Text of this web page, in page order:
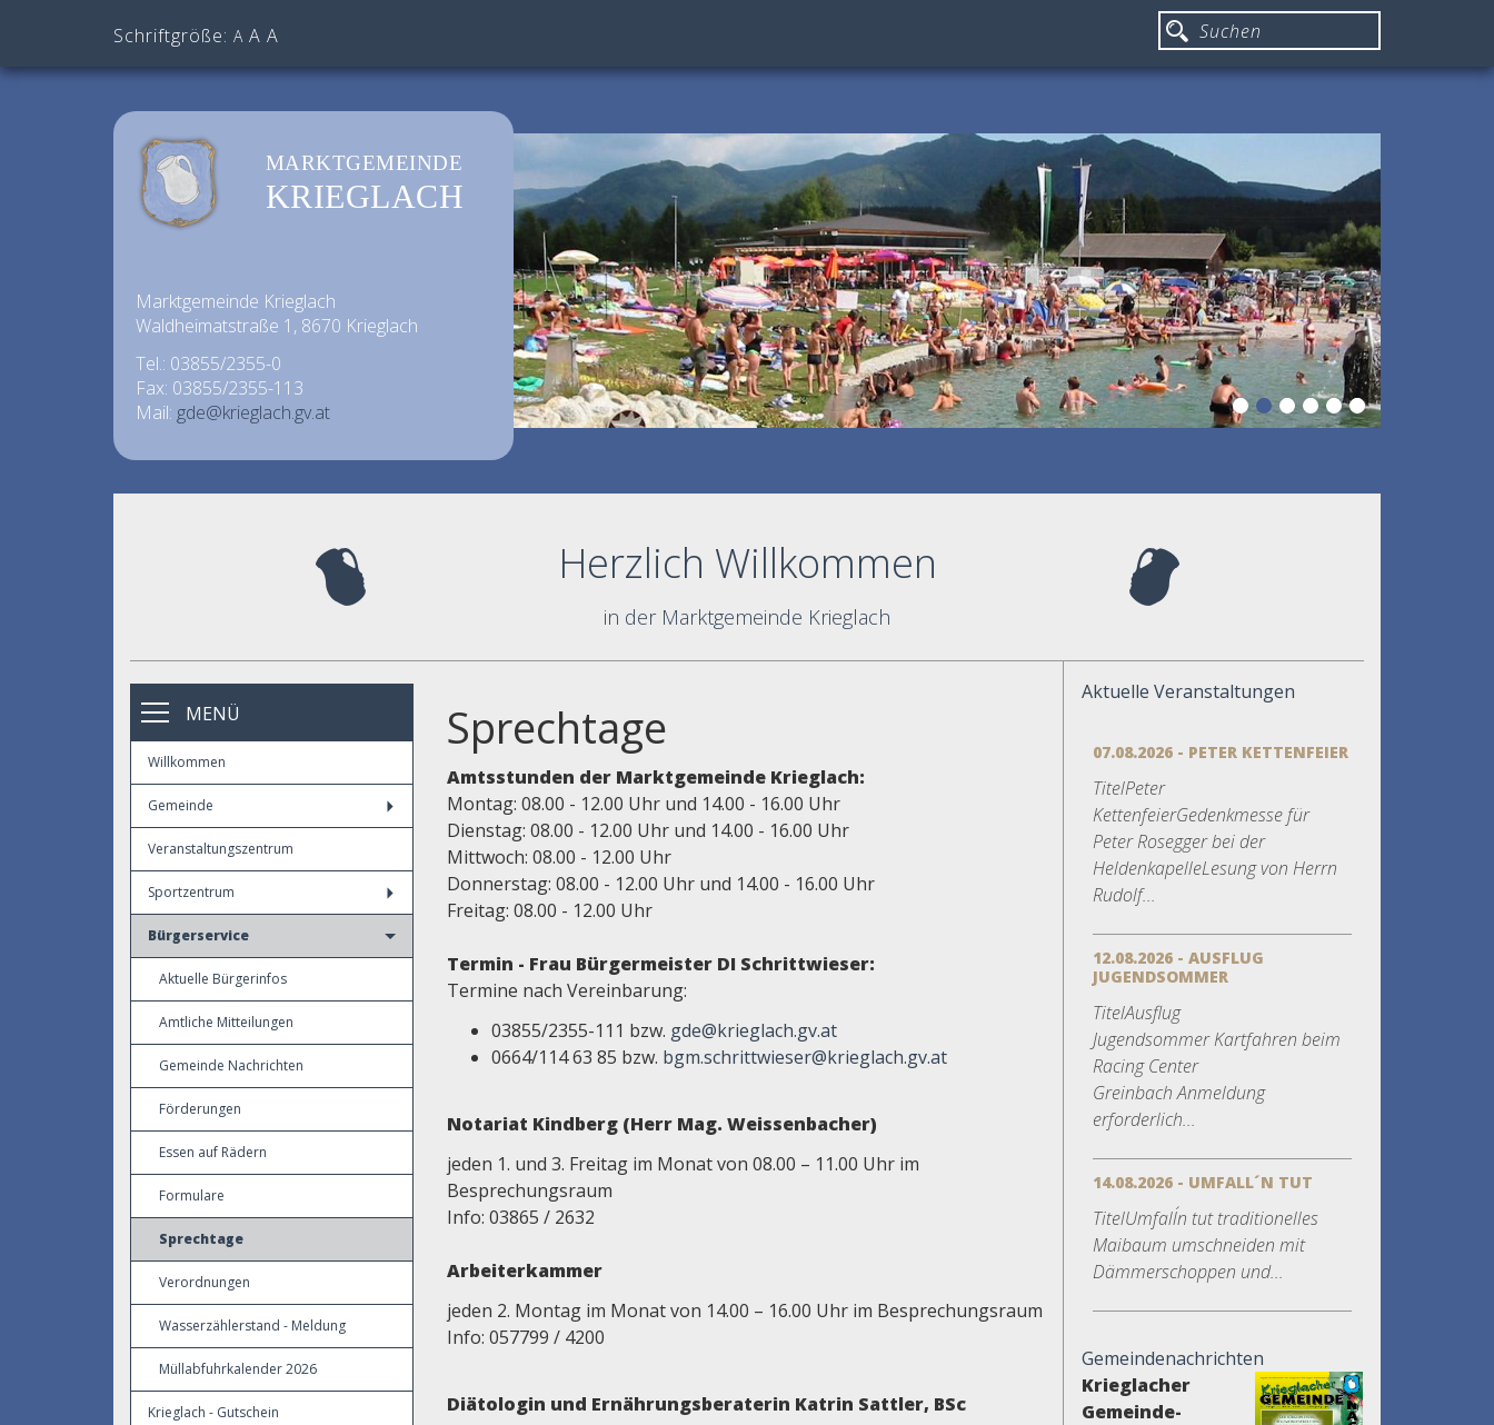
Schriftgröße: A A A
MARKTGEMEINDE
KRIEGLACH
Marktgemeinde Krieglach
Waldheimatstraße 1, 8670 Krieglach
Tel.: 03855/2355-0
Fax: 03855/2355-113
Mail: gde@krieglach.gv.at
Herzlich Willkommen
in der Marktgemeinde Krieglach
MENÜ
Willkommen
Gemeinde
Veranstaltungszentrum
Sportzentrum
Bürgerservice
Aktuelle Bürgerinfos
Amtliche Mitteilungen
Gemeinde Nachrichten
Förderungen
Essen auf Rädern
Formulare
Sprechtage
Verordnungen
Wasserzählerstand - Meldung
Müllabfuhrkalender 2026
Krieglach - Gutschein
Sprechtage
Amtsstunden der Marktgemeinde Krieglach:
Montag: 08.00 - 12.00 Uhr und 14.00 - 16.00 Uhr
Dienstag: 08.00 - 12.00 Uhr und 14.00 - 16.00 Uhr
Mittwoch: 08.00 - 12.00 Uhr
Donnerstag: 08.00 - 12.00 Uhr und 14.00 - 16.00 Uhr
Freitag: 08.00 - 12.00 Uhr
Termin - Frau Bürgermeister DI Schrittwieser:
Termine nach Vereinbarung:
03855/2355-111 bzw. gde@krieglach.gv.at
0664/114 63 85 bzw. bgm.schrittwieser@krieglach.gv.at
Notariat Kindberg (Herr Mag. Weissenbacher)
jeden 1. und 3. Freitag im Monat von 08.00 – 11.00 Uhr im
Besprechungsraum
Info: 03865 / 2632
Arbeiterkammer
jeden 2. Montag im Monat von 14.00 – 16.00 Uhr im Besprechungsraum
Info: 057799 / 4200
Diätologin und Ernährungsberaterin Katrin Sattler, BSc
Aktuelle Veranstaltungen
07.08.2026 - PETER KETTENFEIER
TitelPeter
KettenfeierGedenkmesse für
Peter Rosegger bei der
HeldenkapelleLesung von Herrn
Rudolf...
12.08.2026 - AUSFLUG
JUGENDSOMMER
TitelAusflug
Jugendsommer Kartfahren beim
Racing Center
Greinbach Anmeldung
erforderlich...
14.08.2026 - UMFALL´N TUT
TitelUmfall´n tut traditionelles
Maibaum umschneiden mit
Dämmerschoppen und...
Gemeindenachrichten
Krieglacher
Gemeinde-